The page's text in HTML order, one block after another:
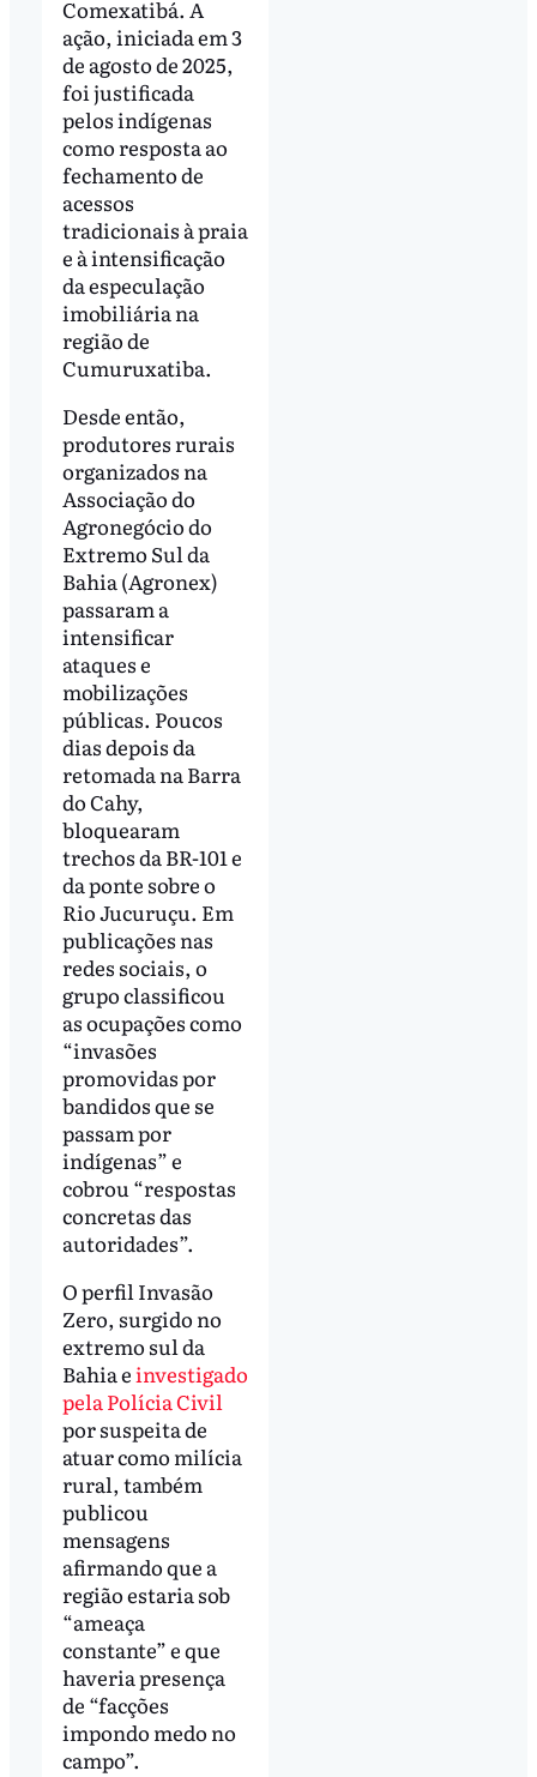
Comexatibá. A
ação, iniciada em 3
de agosto de 2025,
foi justificada
pelos indígenas
como resposta ao
fechamento de
acessos
tradicionais à praia
e à intensificação
da especulação
imobiliária na
região de
Cumuruxatiba.
Desde então,
produtores rurais
organizados na
Associação do
Agronegócio do
Extremo Sul da
Bahia (Agronex)
passaram a
intensificar
ataques e
mobilizações
públicas. Poucos
dias depois da
retomada na Barra
do Cahy,
bloquearam
trechos da BR-101 e
da ponte sobre o
Rio Jucuruçu. Em
publicações nas
redes sociais, o
grupo classificou
as ocupações como
“invasões
promovidas por
bandidos que se
passam por
indígenas” e
cobrou “respostas
concretas das
autoridades”.
O perfil Invasão
Zero, surgido no
extremo sul da
Bahia einvestigado
pela Polícia Civil
por suspeita de
atuar como milícia
rural, também
publicou
mensagens
afirmando que a
região estaria sob
“ameaça
constante” e que
haveria presença
de “facções
impondo medo no
campo”.